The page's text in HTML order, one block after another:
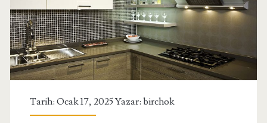
Tarih: Ocak 17, 2025 Yazar: birchok